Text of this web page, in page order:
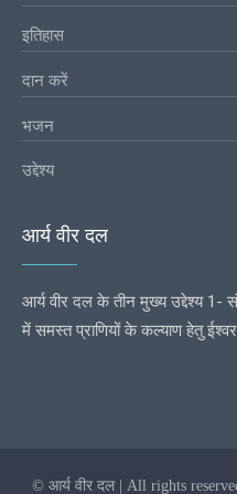
इतिहास
दान करें
भजन
उद्देश्य
आर्य वीर दल
आर्य वीर दल के तीन मुख्य उद्देश्य 1-
में समस्त प्राणियों के कल्याण हेतु ईश्वर
© आर्य वीर दल | All rights